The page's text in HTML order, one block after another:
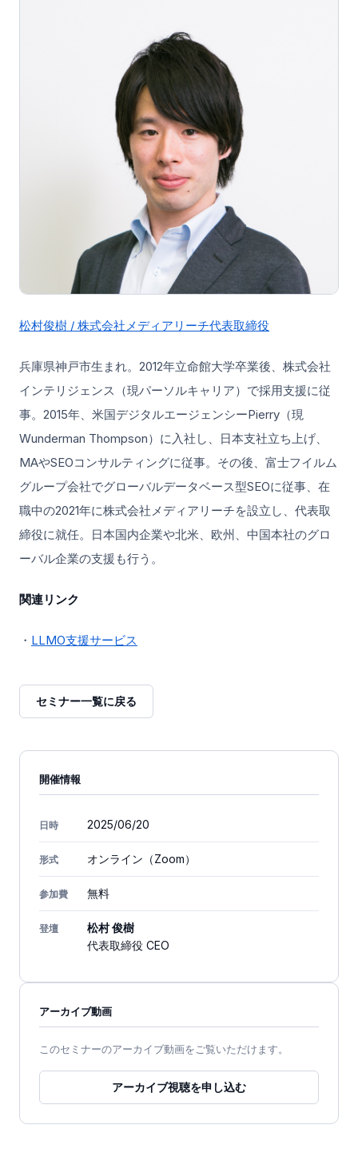
松村俊樹 / 株式会社メディアリーチ代表取締役
兵庫県神戸市生まれ。2012年立命館大学卒業後、株式会社
インテリジェンス（現パーソルキャリア）で採用支援に従
事。2015年、米国デジタルエージェンシーPierry（現
Wunderman Thompson）に入社し、日本支社立ち上げ、
MAやSEOコンサルティングに従事。その後、富士フイルム
グループ会社でグローバルデータベース型SEOに従事、在
職中の2021年に株式会社メディアリーチを設立し、代表取
締役に就任。日本国内企業や北米、欧州、中国本社のグロ
ーバル企業の支援も行う。
関連リンク
・ LLMO支援サービス
セミナー一覧に戻る
開催情報
日時 2025/06/20
形式 オンライン（Zoom）
参加費 無料
登壇
松村 俊樹
代表取締役 CEO
アーカイブ動画
このセミナーのアーカイブ動画をご覧いただけます。
アーカイブ視聴を申し込む